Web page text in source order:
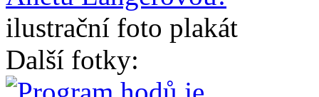
ilustrační foto plakát
Další fotky: